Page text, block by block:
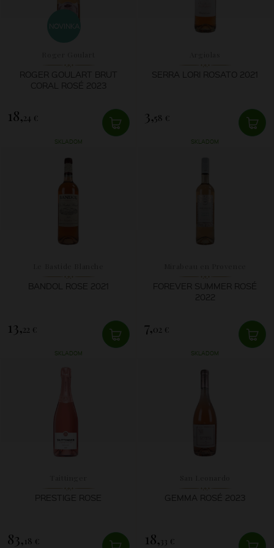
ROGER GOULART BRUT
CORAL ROSÉ 2023
18,24 €
SKLADOM
SERRA LORI ROSATO 2021
3,58 €
SKLADOM
BANDOL ROSE 2021
13,22 €
SKLADOM
FOREVER SUMMER ROSÉ
2022
7,02 €
SKLADOM
PRESTIGE ROSE
83, 18 €
GEMMA ROSÉ 2023
18, 33 €